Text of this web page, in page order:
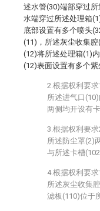
述水管(30)端部穿过
水端穿过所述处理箱
底部设置有多个喷头
(11)，所述灰尘收集
(12)将所述处理箱(1)
(12)表面设置有多个紫
2.根据权利要
所述进气口
两侧均开设有卡
3.根据权利要
所述防尘罩(2)
与所述卡槽
4.根据权利要
所述灰尘收集
滤板(110)位于